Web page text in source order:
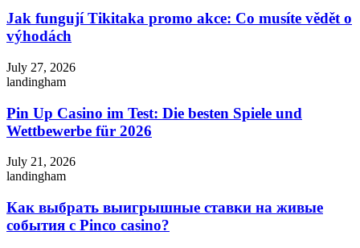
Jak fungují Tikitaka promo akce: Co musíte vědět o
výhodách
July 27, 2026
landingham
Pin Up Casino im Test: Die besten Spiele und
Wettbewerbe für 2026
July 21, 2026
landingham
Как выбрать выигрышные ставки на живые
события с Pinco casino?